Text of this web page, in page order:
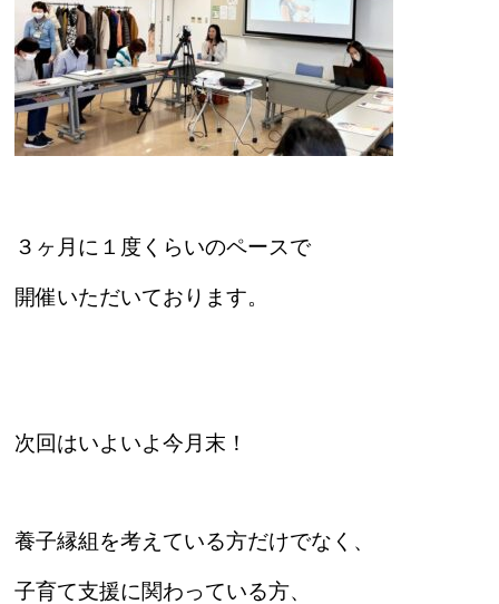
３ヶ月に１度くらいのペースで
開催いただいております。
次回はいよいよ今月末！
養子縁組を考えている方だけでなく、
子育て支援に関わっている方、